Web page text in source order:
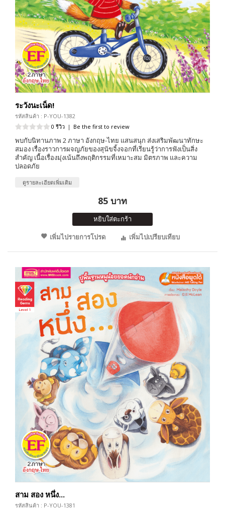
ระวังนะเน็ด!
รหัสสินค้า : P-YOU-1382
0 รีวิว | Be the first to review
พบกับนิทานภาพ 2 ภาษา อังกฤษ-ไทย แสนสนุก ส่งเสริมพัฒนาทักษะ
สมอง เรื่องราวการผจญภัยของสุนัขจิ้งจอกที่เรียนรู้ว่าการฟังเป็นสิ่ง
สำคัญ เนื้อเรื่องมุ่งเน้นถึงพฤติกรรมที่เหมาะสม มิตรภาพ และความ
ปลอดภัย
ดูรายละเอียดเพิ่มเติม
85 บาท
หยิบใส่ตะกร้า
เพิ่มไปรายการโปรด
เพิ่มไปเปรียบเทียบ
สาม สอง หนึ่ง...
รหัสสินค้า : P-YOU-1381